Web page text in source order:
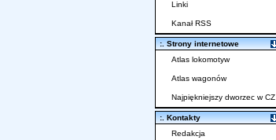
Linki
Kanał RSS
:. Strony internetowe
Atlas lokomotyw
Atlas wagonów
Najpiękniejszy dworzec w CZ
:. Kontakty
Redakcja